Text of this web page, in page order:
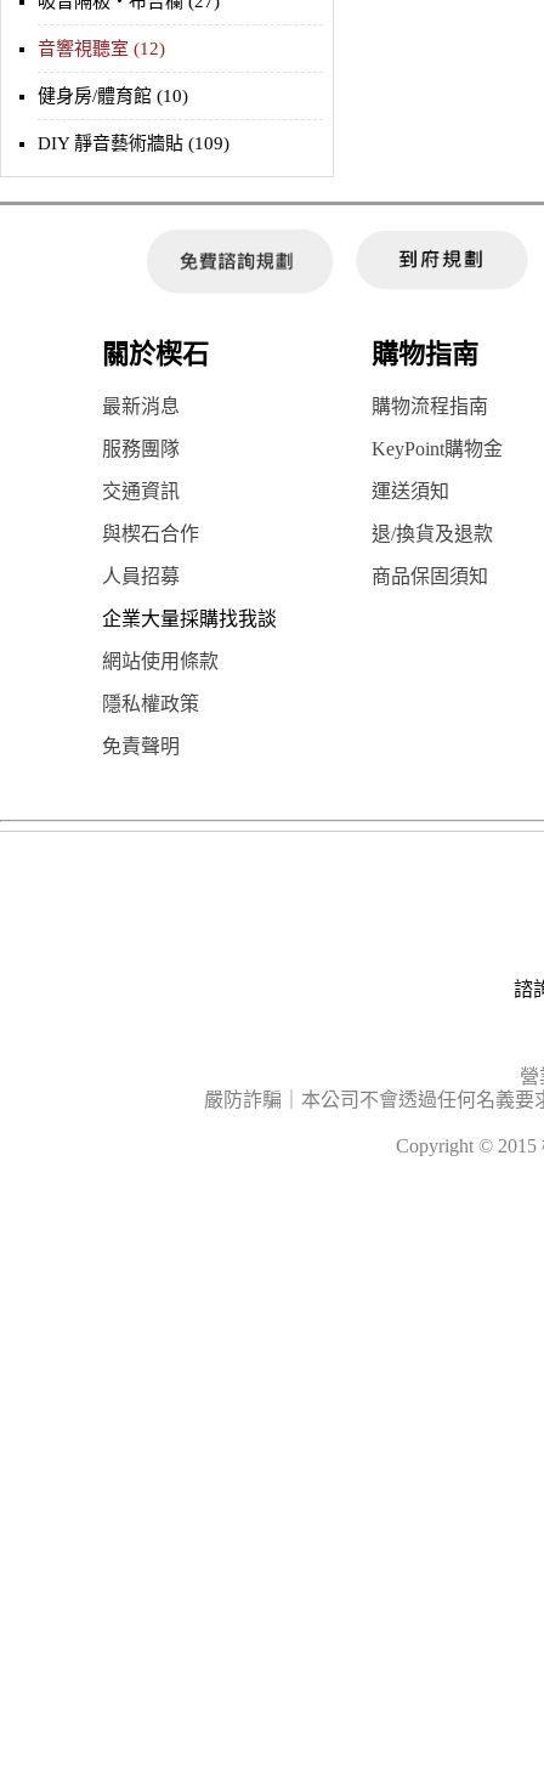
音響視聽室 (12)
健身房/體育館 (10)
DIY 靜音藝術牆貼 (109)
關於楔石 購物指南
最新消息 購物流程指南
服務團隊 KeyPoint購物金
交通資訊 運送須知
與楔石合作 退/換貨及退款
人員招募 商品保固須知
企業大量採購找我談
網站使用條款
隱私權政策
免責聲明
諮
營
嚴防詐騙｜本公司不會透過任何名義
Copyright ©